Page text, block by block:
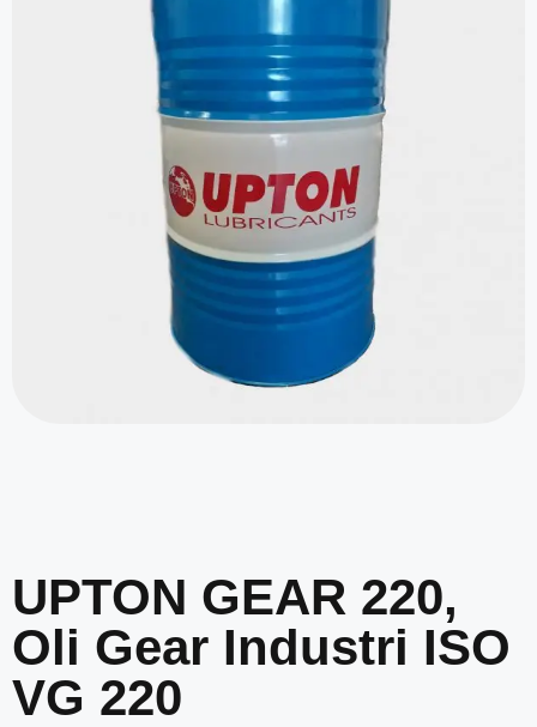
UPTON GEAR 220,
Oli Gear Industri ISO
VG 220